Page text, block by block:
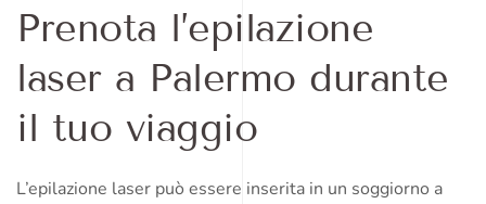
Prenota l’epilazione
laser a Palermo durante
il tuo viaggio
L’epilazione laser può essere inserita in un soggiorno a